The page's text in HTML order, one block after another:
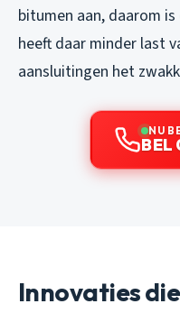
bitumen aan, daarom
heeft daar minder last
aansluitingen het
NU
BEL
Innovaties